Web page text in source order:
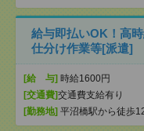
給与即払いOK！高
仕分け作業等[派遣]
[給 与] 時給1600円
[交通費]交通費支給有り
[勤務地] 平沼橋駅から徒歩